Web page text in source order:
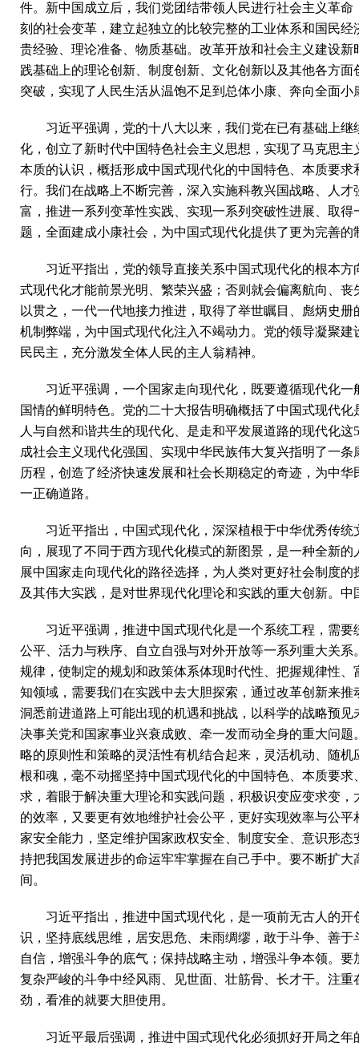
件。新中国成立后，我们党团结带领人民进行社会主义革
刻的社会变革，建立起独立的比较完整的工业体系和国民
贵经验、理论准备、物质基础。改革开放和社会主义建设
践基础上的理论创新、制度创新、文化创新以及其他各方
突破，实现了人民生活从温饱不足到总体小康、奔向全面
习近平强调，党的十八大以来，我们党在已有基础上
化，创立了新时代中国特色社会主义思想，实现了马克思
本质的认识，概括形成中国式现代化的中国特色、本质要
行。我们在战略上不断完善，深入实施科教兴国战略、人
富，推进一系列变革性实践、实现一系列突破性进展、取
题，全面建成小康社会，为中国式现代化提供了更为完善
习近平指出，党的领导直接关系中国式现代化的根本
式现代化才能前景光明、繁荣兴盛；否则就会偏离航向、
以贯之，一代一代地接力推进，取得了举世瞩目、彪炳史
机制弊端，为中国式现代化注入不竭动力。党的领导凝聚
民民主，充分激发全体人民的主人翁精神。
习近平强调，一个国家走向现代化，既要遵循现代化
国情的鲜明特色。党的二十大报告明确概括了中国式现代
人与自然和谐共生的现代化、是走和平发展道路的现代化
成社会主义现代化强国、实现中华民族伟大复兴指明了一
历程，创造了经济快速发展和社会长期稳定的奇迹，为中
一正确道路。
习近平指出，中国式现代化，深深植根于中华优秀传
向，展现了不同于西方现代化模式的新图景，是一种全新
展中国家走向现代化的路径选择，为人类对更好社会制度
及其伟大实践，是对世界现代化理论和实践的重大创新。
习近平强调，推进中国式现代化是一个系统工程，需
公平、活力与秩序、自立自强与对外开放等一系列重大关
规律，使制定的规划和政策体系体现时代性、把握规律性
知领域，需要我们在实践中去大胆探索，通过改革创新来
洞悉前进道路上可能出现的机遇和挑战，以科学的战略预
决事关党和国家事业兴衰成败、牵一发而动全身的重大问
略的原则性和策略的灵活性有机结合起来，灵活机动、随
根和魂，毫不动摇坚持中国式现代化的中国特色、本质要
求，着眼于解决重大理论和实践问题，积极识变应变求变
的效率，又要更有效地维护社会公平，更好实现效率与公
家安全能力，坚定维护国家政权安全、制度安全、意识形
持把我国发展进步的命运牢牢掌握在自己手中。要不断扩
间。
习近平指出，推进中国式现代化，是一项前无古人的
识，坚持底线思维，居安思危、未雨绸缪，敢于斗争、善
自信，增强斗争的底气；保持战略主动，增强斗争本领。
复杂严峻的斗争中经风雨、见世面、壮筋骨、长才干。注
劲，看准的就要大胆使用。
习近平最后强调，推进中国式现代化必须抓好开局之